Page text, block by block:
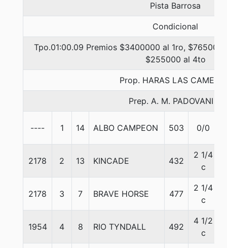
Pista Barrosa
Condicional
Tpo.01:00.09 Premios $3400000 al 1ro,
$255000 al 4to
Prop. HARAS LAS
Prep. A. M. PADOVANI F.
---- 1 14 ALBO CAMPEON 503 0/0
2178 2 13 KINCADE 432
2 1/4
c
2178 3 7 BRAVE HORSE 477
2 1/4
c
1954 4 8 RIO TYNDALL 492
4 1/2
c